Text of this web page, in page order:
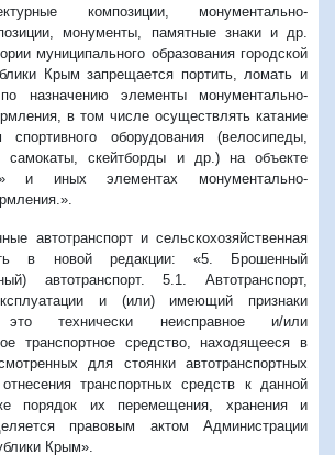
композиции, монументально-
монументы, памятные знаки и др.
муниципального образования городской
Крым запрещается портить, ломать и
назначению элементы монументально-
в том числе осуществлять катание
спортивного оборудования (велосипеды,
самокаты, скейтборды и др.) на объекте
и иных элементах монументально-
автотранспорт и сельскохозяйственная
в новой редакции: «5. Брошенный
автотранспорт. 5.1. Автотранспорт,
и (или) имеющий признаки
технически неисправное и/или
транспортное средство, находящееся в
для стоянки автотранспортных
транспортных средств к данной
порядок их перемещения, хранения и
правовым актом Администрации
Крым».